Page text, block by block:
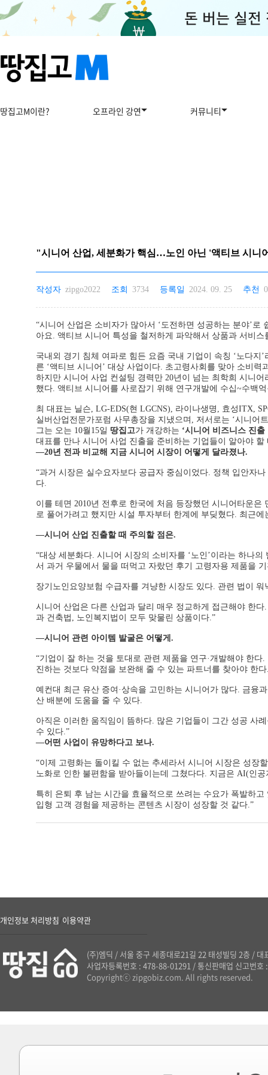
땅집고M이란? 오프라인 강연 커뮤니티
"시니어 산업, 세분화가 핵심…노인 아닌 '액티브 시니
작성자 zipgo2022 조회 3734 등록일 2024. 09. 25 추천 0
“시니어 산업은 소비자가 많아서 ‘도전하면 성공하는 분야’
아요. 액티브 시니어 특성을 철저하게 파악해서 상품과 서비스
국내외 경기 침체 여파로 힘든 요즘 국내 기업이 속칭 ‘노다
른 ‘액티브 시니어’ 대상 사업이다. 초고령사회를 맞아 소비
하지만 시니어 사업 컨설팅 경력만 20년이 넘는 최학희 시니
했다. 액티브 시니어를 사로잡기 위해 연구개발에 수십~수백
최 대표는 닐슨, LG-EDS(현 LGCNS), 라이나생명, 효성ITX,
실버산업전문가포럼 사무총장을 지냈으며, 저서로는 ‘시니어
그는 오는 10월15일 땅집고가 개강하는 ‘시니어 비즈니스 진
대표를 만나 시니어 사업 진출을 준비하는 기업들이 알아야
―20년 전과 비교해 지금 시니어 시장이 어떻게 달라졌나.
“과거 시장은 실수요자보다 공급자 중심이었다. 정책 입안자
다.
이를 테면 2010년 전후로 한국에 처음 등장했던 시니어타운
로 풀어가려고 했지만 시설 투자부터 한계에 부딪혔다. 최근
―시니어 산업 진출할 때 주의할 점은.
“대상 세분화다. 시니어 시장의 소비자를 ‘노인’이라는 하나
서 과거 우물에서 물을 떠먹고 자랐던 후기 고령자용 제품을
장기노인요양보험 수급자를 겨냥한 시장도 있다. 관련 법이
시니어 산업은 다른 산업과 달리 매우 정교하게 접근해야 한
과 건축법, 노인복지법이 모두 맞물린 상품이다.”
―시니어 관련 아이템 발굴은 어떻게.
“기업이 잘 하는 것을 토대로 관련 제품을 연구·개발해야 한
진하는 것보다 약점을 보완해 줄 수 있는 파트너를 찾아야 한
예컨대 최근 유산 증여·상속을 고민하는 시니어가 많다. 금융
산 배분에 도움을 줄 수 있다.
아직은 이러한 움직임이 뜸하다. 많은 기업들이 그간 성공 사
수 있다.”
―어떤 사업이 유망하다고 보나.
“이제 고령화는 돌이킬 수 없는 추세라서 시니어 시장은 성장
노화로 인한 불편함을 받아들이는데 그쳤다다. 지금은 AI(인
특히 은퇴 후 남는 시간을 효율적으로 쓰려는 수요가 폭발하
입형 고객 경험을 제공하는 콘텐츠 시장이 성장할 것 같다.”
(주)엠딕 / 서울 중구 세종대로21길 22 태성빌딩 2층 / 대
사업자등록번호 : 478-88-01291 /통신판매업 신고번
Copyrightⓒ zipgobiz.com. All rights reserved.
개인정보 처리방침/이용약관